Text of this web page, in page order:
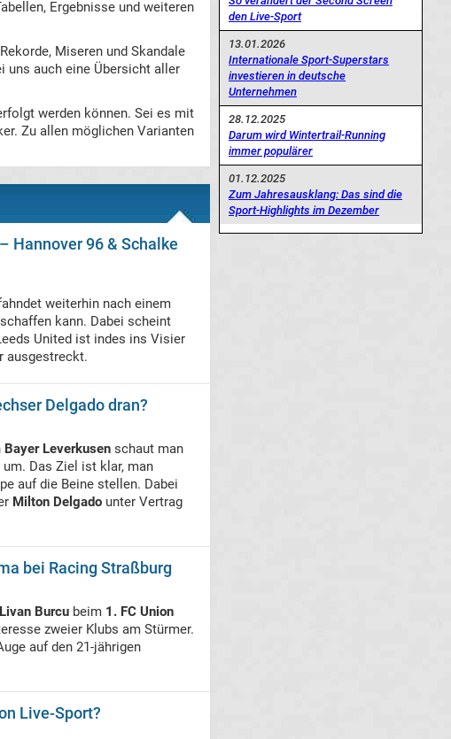
Ergebnisse und weiteren
Miseren und Skandale
uns auch eine Übersicht aller
werden können. Sei es mit
Zu allen möglichen Varianten
Hannover 96 & Schalke
weiterhin nach einem
kann. Dabei scheint
United ist indes ins Visier
ausgestreckt.
Delgado dran?
Bayer Leverkusen schaut man
Das Ziel ist klar, man
auf die Beine stellen. Dabei
Milton Delgado unter Vertrag
bei Racing Straßburg
Livan Burcu beim 1. FC Union
zweier Klubs am Stürmer.
auf den 21-jährigen
Live-Sport?
den Live-Sport
13.01.2026
Internationale Sport-Superstars
investieren in deutsche
Unternehmen
28.12.2025
Darum wird Wintertrail-Running
immer populärer
01.12.2025
Zum Jahresausklang: Das sind die
Sport-Highlights im Dezember